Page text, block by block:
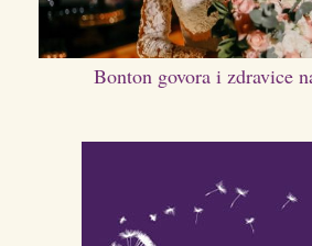
Bonton govora i zdravice